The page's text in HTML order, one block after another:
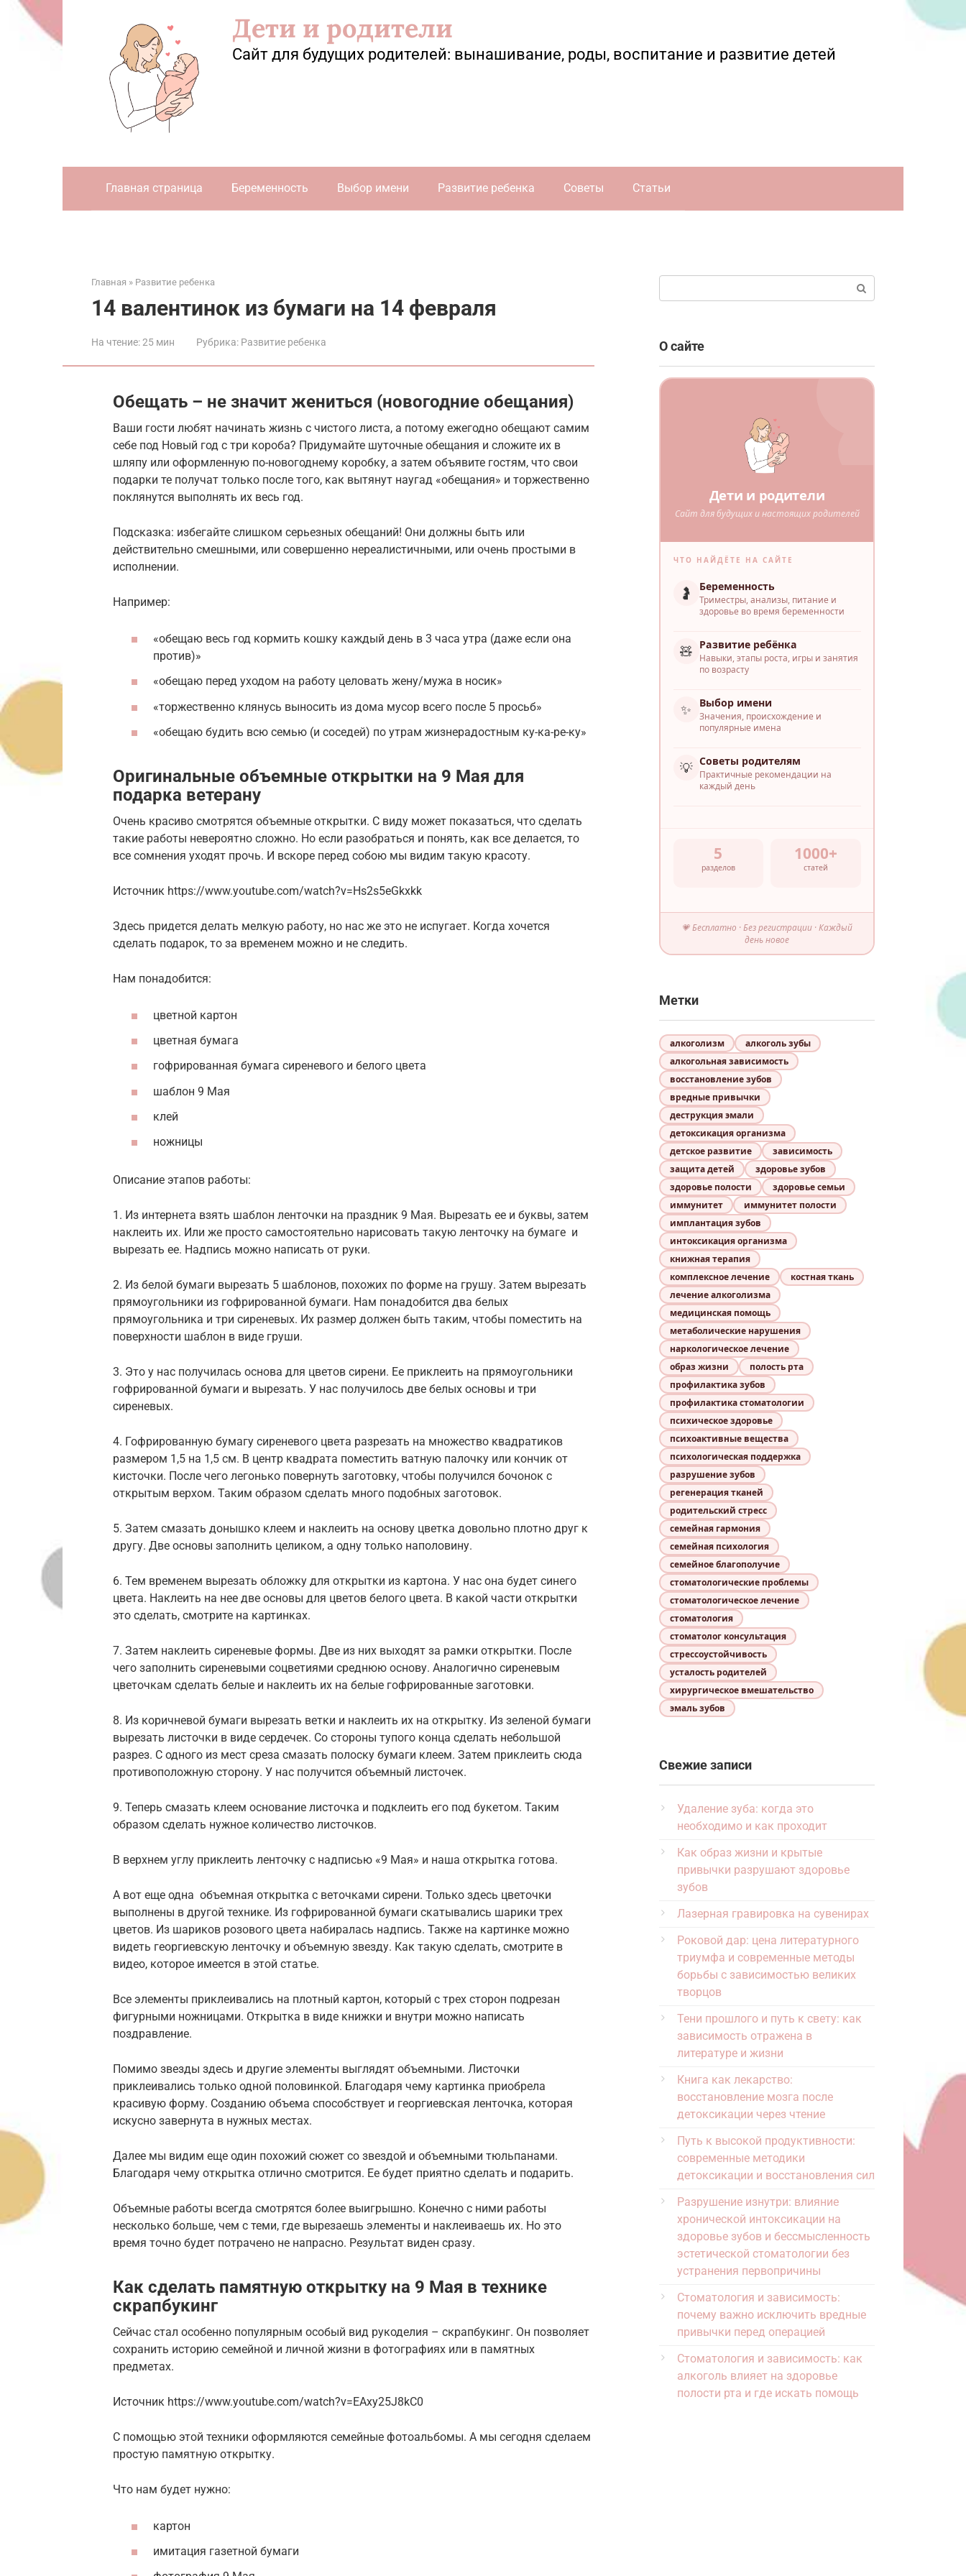
Перейти
Дети и родители
Сайт для будущих родителей: вынашивание, роды, воспитание и развитие детей
Главная страница Беременность Выбор имени Развитие ребенка Советы Статьи
Главная » Развитие ребенка
14 валентинок из бумаги на 14 февраля
На чтение:25 мин Рубрика: Развитие ребенка
Обещать – не значит жениться (новогодние обещания)
Ваши гости любят начинать жизнь с чистого листа, а потому ежегодно обещают самим
себе под Новый год с три короба? Придумайте шуточные обещания и сложите их в
шляпу или оформленную по-новогоднему коробку, а затем объявите гостям, что свои
подарки те получат только после того, как вытянут наугад «обещания» и торжественно
поклянутся выполнять их весь год.
Подсказка: избегайте слишком серьезных обещаний! Они должны быть или
действительно смешными, или совершенно нереалистичными, или очень простыми в
исполнении.
Например:
«обещаю весь год кормить кошку каждый день в 3 часа утра (даже если она
против)»
«обещаю перед уходом на работу целовать жену/мужа в носик»
«торжественно клянусь выносить из дома мусор всего после 5 просьб»
«обещаю будить всю семью (и соседей) по утрам жизнерадостным ку-ка-ре-ку»
Оригинальные объемные открытки на 9 Мая для
подарка ветерану
Очень красиво смотрятся объемные открытки. С виду может показаться, что сделать
такие работы невероятно сложно. Но если разобраться и понять, как все делается, то
все сомнения уходят прочь. И вскоре перед собою мы видим такую красоту.
Источник https://www.youtube.com/watch?v=Hs2s5eGkxkk
Здесь придется делать мелкую работу, но нас же это не испугает. Когда хочется
сделать подарок, то за временем можно и не следить.
Нам понадобится:
цветной картон
цветная бумага
гофрированная бумага сиреневого и белого цвета
шаблон 9 Мая
клей
ножницы
Описание этапов работы:
1. Из интернета взять шаблон ленточки на праздник 9 Мая. Вырезать ее и буквы, затем
наклеить их. Или же просто самостоятельно нарисовать такую ленточку на бумаге и
вырезать ее. Надпись можно написать от руки.
2. Из белой бумаги вырезать 5 шаблонов, похожих по форме на грушу. Затем вырезать
прямоугольники из гофрированной бумаги. Нам понадобится два белых
прямоугольника и три сиреневых. Их размер должен быть таким, чтобы поместить на
поверхности шаблон в виде груши.
3. Это у нас получилась основа для цветов сирени. Ее приклеить на прямоугольники
гофрированной бумаги и вырезать. У нас получилось две белых основы и три
сиреневых.
4. Гофрированную бумагу сиреневого цвета разрезать на множество квадратиков
размером 1,5 на 1,5 см. В центр квадрата поместить ватную палочку или кончик от
кисточки. После чего легонько повернуть заготовку, чтобы получился бочонок с
открытым верхом. Таким образом сделать много подобных заготовок.
5. Затем смазать донышко клеем и наклеить на основу цветка довольно плотно друг к
другу. Две основы заполнить целиком, а одну только наполовину.
6. Тем временем вырезать обложку для открытки из картона. У нас она будет синего
цвета. Наклеить на нее две основы для цветов белого цвета. В какой части открытки
это сделать, смотрите на картинках.
7. Затем наклеить сиреневые формы. Две из них выходят за рамки открытки. После
чего заполнить сиреневыми соцветиями среднюю основу. Аналогично сиреневым
цветочкам сделать белые и наклеить их на белые гофрированные заготовки.
8. Из коричневой бумаги вырезать ветки и наклеить их на открытку. Из зеленой бумаги
вырезать листочки в виде сердечек. Со стороны тупого конца сделать небольшой
разрез. С одного из мест среза смазать полоску бумаги клеем. Затем приклеить сюда
противоположную сторону. У нас получится объемный листочек.
9. Теперь смазать клеем основание листочка и подклеить его под букетом. Таким
образом сделать нужное количество листочков.
В верхнем углу приклеить ленточку с надписью «9 Мая» и наша открытка готова.
А вот еще одна объемная открытка с веточками сирени. Только здесь цветочки
выполнены в другой технике. Из гофрированной бумаги скатывались шарики трех
цветов. Из шариков розового цвета набиралась надпись. Также на картинке можно
видеть георгиевскую ленточку и объемную звезду. Как такую сделать, смотрите в
видео, которое имеется в этой статье.
Все элементы приклеивались на плотный картон, который с трех сторон подрезан
фигурными ножницами. Открытка в виде книжки и внутри можно написать
поздравление.
Помимо звезды здесь и другие элементы выглядят объемными. Листочки
приклеивались только одной половинкой. Благодаря чему картинка приобрела
красивую форму. Созданию объема способствует и георгиевская ленточка, которая
искусно завернута в нужных местах.
Далее мы видим еще один похожий сюжет со звездой и объемными тюльпанами.
Благодаря чему открытка отлично смотрится. Ее будет приятно сделать и подарить.
Объемные работы всегда смотрятся более выигрышно. Конечно с ними работы
несколько больше, чем с теми, где вырезаешь элементы и наклеиваешь их. Но это
время точно будет потрачено не напрасно. Результат виден сразу.
Как сделать памятную открытку на 9 Мая в технике
скрапбукинг
Сейчас стал особенно популярным особый вид рукоделия – скрапбукинг. Он позволяет
сохранить историю семейной и личной жизни в фотографиях или в памятных
предметах.
Источник https://www.youtube.com/watch?v=EAxy25J8kC0
С помощью этой техники оформляются семейные фотоальбомы. А мы сегодня сделаем
простую памятную открытку.
Что нам будет нужно:
картон
имитация газетной бумаги
О сайте
Дети и родители
Сайт для будущих и настоящих родителей
ЧТО НАЙДЁТЕ НА САЙТЕ
🤰 Беременность
Триместры, анализы, питание и
здоровье во время беременности
🧸 Развитие ребёнка
Навыки, этапы роста, игры и занятия
по возрасту
✨ Выбор имени
Значения, происхождение и
популярные имена
💡 Советы родителям
Практичные рекомендации на
каждый день
5
разделов
1000+
статей
💗 Бесплатно · Без регистрации · Каждый
день новое
Метки
алкоголизм
алкоголь зубы
алкогольная зависимость
восстановление зубов
вредные привычки
деструкция эмали
детоксикация организма
детское развитие
зависимость
защита детей
здоровье зубов
здоровье полости
здоровье семьи
иммунитет
иммунитет полости
имплантация зубов
интоксикация организма
книжная терапия
комплексное лечение
костная ткань
лечение алкоголизма
медицинская помощь
метаболические нарушения
наркологическое лечение
образ жизни
полость рта
профилактика зубов
профилактика стоматологии
психическое здоровье
психоактивные вещества
психологическая поддержка
разрушение зубов
регенерация тканей
родительский стресс
семейная гармония
семейная психология
семейное благополучие
стоматологические проблемы
стоматологическое лечение
стоматология
стоматолог консультация
стрессоустойчивость
усталость родителей
хирургическое вмешательство
эмаль зубов
Свежие записи
Удаление зуба: когда это
необходимо и как проходит
Как образ жизни и крытые
привычки разрушают здоровье
зубов
Лазерная гравировка на сувенирах
Роковой дар: цена литературного
триумфа и современные методы
борьбы с зависимостью великих
творцов
Тени прошлого и путь к свету: как
зависимость отражена в
литературе и жизни
Книга как лекарство:
восстановление мозга после
детоксикации через чтение
Путь к высокой продуктивности:
современные методики
детоксикации и восстановления сил
Разрушение изнутри: влияние
хронической интоксикации на
здоровье зубов и бессмысленность
эстетической стоматологии без
устранения первопричины
Стоматология и зависимость:
почему важно исключить вредные
привычки перед операцией
Стоматология и зависимость: как
алкоголь влияет на здоровье
полости рта и где искать помощь